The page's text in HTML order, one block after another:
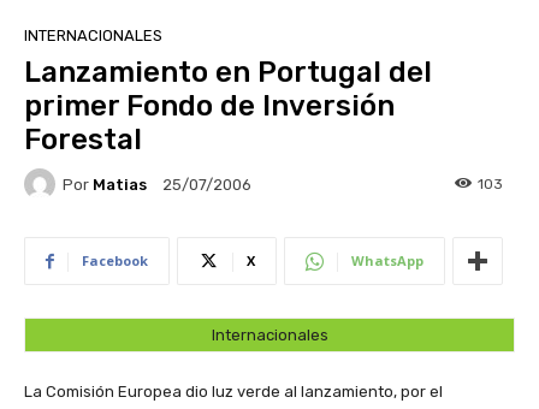
INTERNACIONALES
Lanzamiento en Portugal del
primer Fondo de Inversión
Forestal
Por Matias 25/07/2006 103
Facebook X WhatsApp
Internacionales
La Comisión Europea dio luz verde al lanzamiento, por el